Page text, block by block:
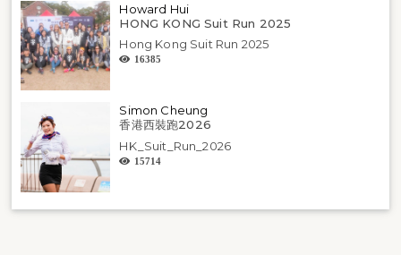
Howard Hui
HONG KONG Suit Run 2025
Hong Kong Suit Run 2025
16385
Simon Cheung
香港西裝跑2026
HK_Suit_Run_2026
15714